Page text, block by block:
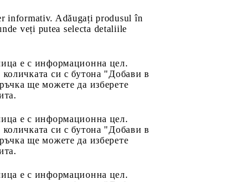
informativ. Adăugați produsul în
veți putea selecta detaliile
е с информационна цел.
си с бутона "Добави в
ще можете да изберете
е с информационна цел.
си с бутона "Добави в
ще можете да изберете
е с информационна цел.